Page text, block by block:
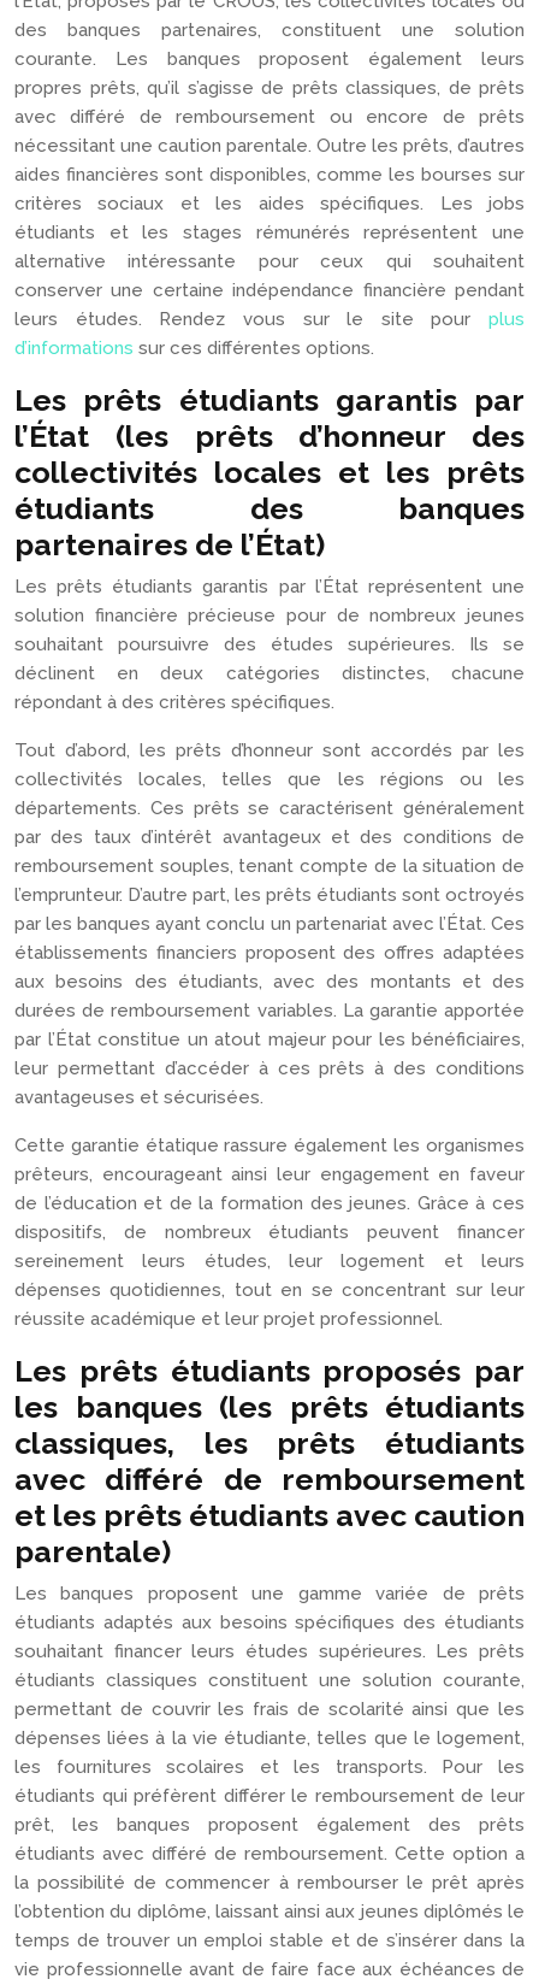
des banques partenaires, constituent une solution
courante. Les banques proposent également leurs
propres prêts, qu’il s’agisse de prêts classiques, de prêts
avec différé de remboursement ou encore de prêts
nécessitant une caution parentale. Outre les prêts, d’autres
aides financières sont disponibles, comme les bourses sur
critères sociaux et les aides spécifiques. Les jobs
étudiants et les stages rémunérés représentent une
alternative intéressante pour ceux qui souhaitent
conserver une certaine indépendance financière pendant
leurs études. Rendez vous sur le site pour plus
d’informations sur ces différentes options.
Les prêts étudiants garantis par
l’État (les prêts d’honneur des
collectivités locales et les prêts
étudiants des banques
partenaires de l’État)
Les prêts étudiants garantis par l’État représentent une
solution financière précieuse pour de nombreux jeunes
souhaitant poursuivre des études supérieures. Ils se
déclinent en deux catégories distinctes, chacune
répondant à des critères spécifiques.
Tout d’abord, les prêts d’honneur sont accordés par les
collectivités locales, telles que les régions ou les
départements. Ces prêts se caractérisent généralement
par des taux d’intérêt avantageux et des conditions de
remboursement souples, tenant compte de la situation de
l’emprunteur. D’autre part, les prêts étudiants sont octroyés
par les banques ayant conclu un partenariat avec l’État. Ces
établissements financiers proposent des offres adaptées
aux besoins des étudiants, avec des montants et des
durées de remboursement variables. La garantie apportée
par l’État constitue un atout majeur pour les bénéficiaires,
leur permettant d’accéder à ces prêts à des conditions
avantageuses et sécurisées.
Cette garantie étatique rassure également les organismes
prêteurs, encourageant ainsi leur engagement en faveur
de l’éducation et de la formation des jeunes. Grâce à ces
dispositifs, de nombreux étudiants peuvent financer
sereinement leurs études, leur logement et leurs
dépenses quotidiennes, tout en se concentrant sur leur
réussite académique et leur projet professionnel.
Les prêts étudiants proposés par
les banques (les prêts étudiants
classiques, les prêts étudiants
avec différé de remboursement
et les prêts étudiants avec caution
parentale)
Les banques proposent une gamme variée de prêts
étudiants adaptés aux besoins spécifiques des étudiants
souhaitant financer leurs études supérieures. Les prêts
étudiants classiques constituent une solution courante,
permettant de couvrir les frais de scolarité ainsi que les
dépenses liées à la vie étudiante, telles que le logement,
les fournitures scolaires et les transports. Pour les
étudiants qui préfèrent différer le remboursement de leur
prêt, les banques proposent également des prêts
étudiants avec différé de remboursement. Cette option a
la possibilité de commencer à rembourser le prêt après
l’obtention du diplôme, laissant ainsi aux jeunes diplômés le
temps de trouver un emploi stable et de s’insérer dans la
vie professionnelle avant de faire face aux échéances de